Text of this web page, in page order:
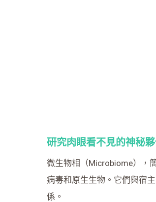
研究肉眼看不見的神秘
微生物相（Microbiome），
病毒和原生生物。它們與宿
係。